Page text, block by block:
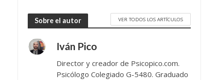
Sobre el autor VER TODOS LOS ARTÍCULOS
Iván Pico
Director y creador de Psicopico.com.
Psicólogo Colegiado G-5480. Graduado